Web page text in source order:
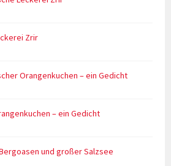
Zrir
Orangenkuchen – ein Gedicht
– ein Gedicht
und großer Salzsee